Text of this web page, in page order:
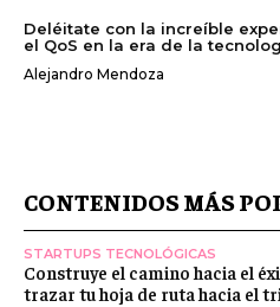
Deléitate con la increíble
el QoS en la era de la
Alejandro Mendoza
CONTENIDOS MÁS
STARTUPS TECNOLÓGICAS
Construye el camino hacia el
trazar tu hoja de ruta hacia el